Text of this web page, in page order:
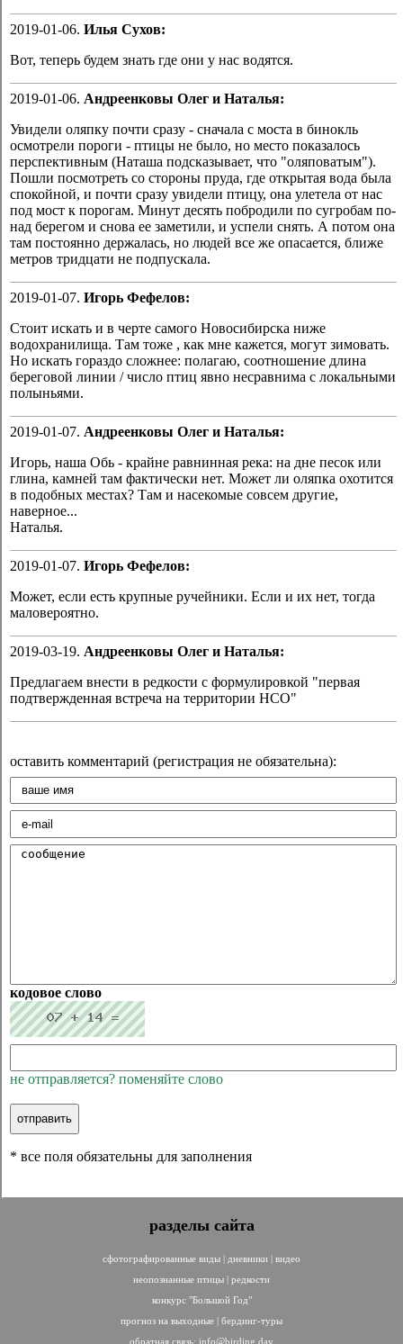
2019-01-06. Илья Сухов:
Вот, теперь будем знать где они у нас водятся.
2019-01-06. Андреенковы Олег и Наталья:
Увидели оляпку почти сразу - сначала с моста в бинокль
осмотрели пороги - птицы не было, но место показалось
перспективным (Наташа подсказывает, что "оляповатым").
Пошли посмотреть со стороны пруда, где открытая вода была
спокойной, и почти сразу увидели птицу, она улетела от нас
под мост к порогам. Минут десять побродили по сугробам по-
над берегом и снова ее заметили, и успели снять. А потом она
там постоянно держалась, но людей все же опасается, ближе
метров тридцати не подпускала.
2019-01-07. Игорь Фефелов:
Стоит искать и в черте самого Новосибирска ниже
водохранилища. Там тоже , как мне кажется, могут зимовать.
Но искать гораздо сложнее: полагаю, соотношение длина
береговой линии / число птиц явно несравнима с локальными
полыньями.
2019-01-07. Андреенковы Олег и Наталья:
Игорь, наша Обь - крайне равнинная река: на дне песок или
глина, камней там фактически нет. Может ли оляпка охотится
в подобных местах? Там и насекомые совсем другие,
наверное...
Наталья.
2019-01-07. Игорь Фефелов:
Может, если есть крупные ручейники. Если и их нет, тогда
маловероятно.
2019-03-19. Андреенковы Олег и Наталья:
Предлагаем внести в редкости с формулировкой "первая
подтвержденная встреча на территории НСО"
оставить комментарий (регистрация не обязательна):
кодовое слово
не отправляется? поменяйте слово
* все поля обязательны для заполнения
разделы сайта
сфотографированные виды | дневники | видео
неопознанные птицы | редкости
конкурс "Большой Год"
прогноз на выходные | бердинг-туры
обратная связь: info@birding.day